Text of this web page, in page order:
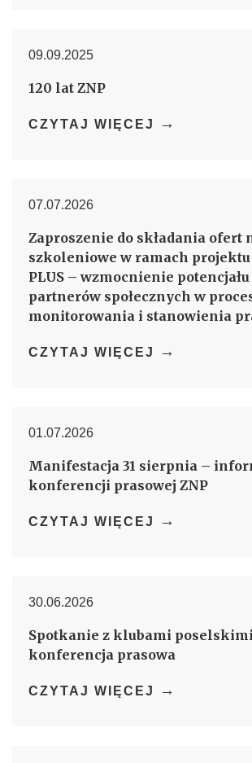
09.09.2025
120 lat ZNP
CZYTAJ WIĘCEJ →
07.07.2026
Zaproszenie do składania ofert
szkoleniowe w ramach
PLUS – wzmocnienie potencjału
partnerów społecznych w
monitorowania i stanowienia
CZYTAJ WIĘCEJ →
01.07.2026
Manifestacja 31 sierpnia –
konferencji prasowej ZNP
CZYTAJ WIĘCEJ →
30.06.2026
Spotkanie z klubami
konferencja prasowa
CZYTAJ WIĘCEJ →